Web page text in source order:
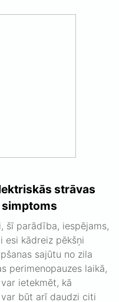
strāvas
šī parādība, iespējams,
esi kādreiz pēkšņi
sajūtu no zila
perimenopauzes laikā,
ietekmēt, kā
būt arī daudzi citi